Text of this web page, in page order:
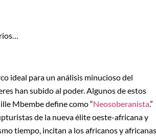
ideal para un análisis minucioso del
han subido al poder. Algunos de estos
Mbembe define como “Neosoberanista.”
de la nueva élite oeste-africana y
tiempo, incitan a los africanos y africanas